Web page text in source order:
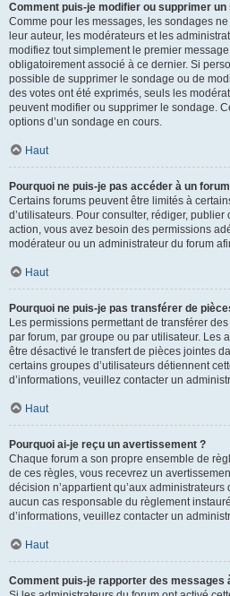
Comment puis-je modifier ou supprimer un
Comme pour les messages, les sondages
leur auteur, les modérateurs et les
modifiez tout simplement le premier
obligatoirement associé à ce dernier. Si
possible de supprimer le sondage ou de
des votes ont été exprimés, seuls les
peuvent modifier ou supprimer le sondage.
options d’un sondage en cours.
Haut
Pourquoi ne puis-je pas accéder à un
Certains forums peuvent être limités à
d’utilisateurs. Pour consulter, rédiger,
action, vous avez besoin des permissions
modérateur ou un administrateur du forum
Haut
Pourquoi ne puis-je pas transférer de
Les permissions permettant de transférer
par forum, par groupe ou par utilisateur. Les
être désactivé le transfert de pièces jointes
certains groupes d’utilisateurs détiennent
d’informations, veuillez contacter un
Haut
Pourquoi ai-je reçu un avertissement ?
Chaque forum a son propre ensemble de
de ces règles, vous recevrez un
décision n’appartient qu’aux administrateurs
aucun cas responsable du règlement
d’informations, veuillez contacter un
Haut
Comment puis-je rapporter des messages